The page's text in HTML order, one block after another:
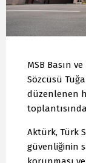
MSB Basın
Sözcüsü
düzenlenen
Aktürk, Türk
güvenliğinin